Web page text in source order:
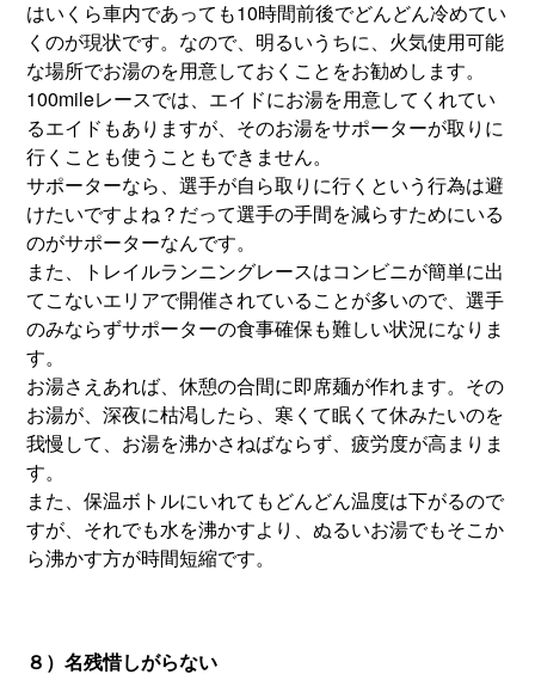
はいくら車内であっても10時間前後でどんどん冷めてい
くのが現状です。なので、明るいうちに、火気使用可能
な場所でお湯のを用意しておくことをお勧めします。
100mileレースでは、エイドにお湯を用意してくれてい
るエイドもありますが、そのお湯をサポーターが取りに
行くことも使うこともできません。
サポーターなら、選手が自ら取りに行くという行為は避
けたいですよね？だって選手の手間を減らすためにいる
のがサポーターなんです。
また、トレイルランニングレースはコンビニが簡単に出
てこないエリアで開催されていることが多いので、選手
のみならずサポーターの食事確保も難しい状況になりま
す。
お湯さえあれば、休憩の合間に即席麺が作れます。その
お湯が、深夜に枯渇したら、寒くて眠くて休みたいのを
我慢して、お湯を沸かさねばならず、疲労度が高まりま
す。
また、保温ボトルにいれてもどんどん温度は下がるので
すが、それでも水を沸かすより、ぬるいお湯でもそこか
ら沸かす方が時間短縮です。
８）名残惜しがらない